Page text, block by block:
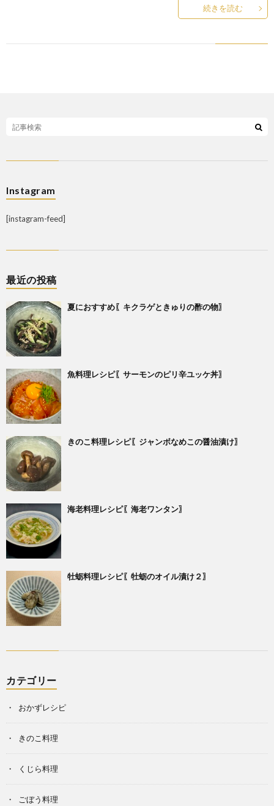
続きを読む
Instagram
[instagram-feed]
最近の投稿
夏におすすめ〖キクラゲときゅりの酢の物〗
魚料理レシピ〖サーモンのピリ辛ユッケ丼〗
きのこ料理レシピ〖ジャンボなめこの醤油漬け〗
海老料理レシピ〖海老ワンタン〗
牡蛎料理レシピ〖牡蛎のオイル漬け２〗
カテゴリー
おかずレシピ
きのこ料理
くじら料理
ごぼう料理